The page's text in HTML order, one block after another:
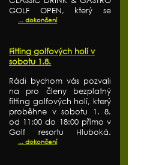
GOLF OPEN, který se
... dokončení
Fitting golfových holí v
sobotu 1.8.
Rádi bychom vás pozvali
na pro členy bezplatný
fitting golfových holí, který
proběhne v sobotu 1. 8.
od 11:00 do 18:00 přímo v
Golf resortu Hluboká.
... dokončení